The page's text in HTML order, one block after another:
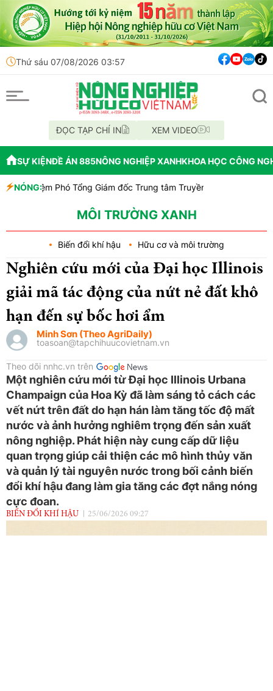
Thứ sáu 07/08/2026 03:57
ĐỌC TẠP CHÍ IN XEM VIDEO
SỰ KIỆNĐỀ ÁN 885NÔNG NGHIỆP XANHKHOA HỌC CÔNG
NÓNG:
Phó Tổng Giám đốc Trung tâm Truyền thông - Truyền hình Việt
công bố quy hoạch chiến lược, chính thức đạt tiêu chí đô thị loại
MÔI TRƯỜNG XANH
Biến đổi khí hậu Hữu cơ và môi trường
Nghiên cứu mới của Đại học Illinois
giải mã tác động của nứt nẻ đất khô
hạn đến sự bốc hơi ẩm
Minh Sơn (Theo AgriDaily)
toasoan@tapchihuucovietnam.vn
Theo dõi nnhc.vn trên
Một nghiên cứu mới từ Đại học Illinois Urbana
Champaign của Hoa Kỳ đã làm sáng tỏ cách các
vết nứt trên đất do hạn hán làm tăng tốc độ mất
nước và ảnh hưởng nghiêm trọng đến sản xuất
nông nghiệp. Phát hiện này cung cấp dữ liệu
quan trọng giúp cải thiện các mô hình thủy văn
và quản lý tài nguyên nước trong bối cảnh biến
đổi khí hậu đang làm gia tăng các đợt nắng nóng
cực đoan.
BIẾN ĐỔI KHÍ HẬU 25/06/2026 09:27